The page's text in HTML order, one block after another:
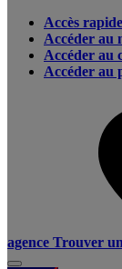
Accès
Accéder au
Accéder au
Accéder au
agence Trouver